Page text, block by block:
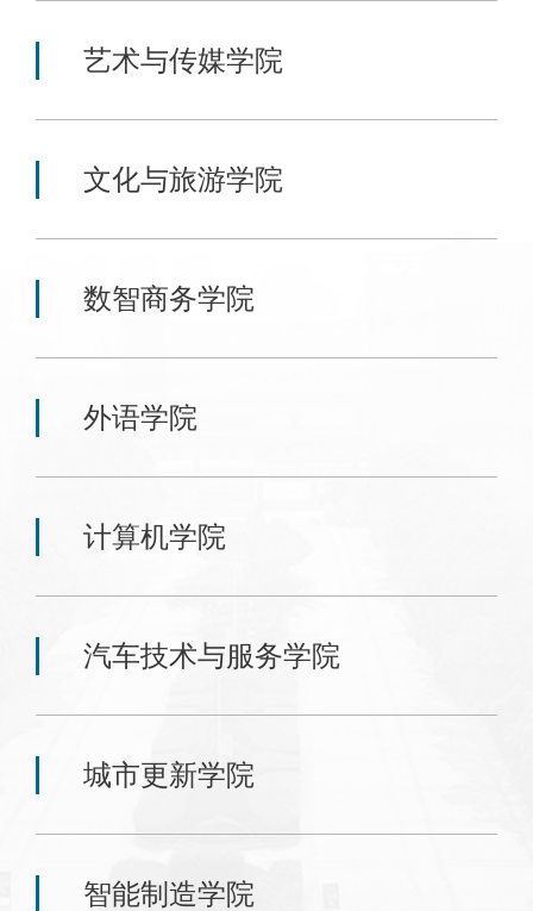
艺术与传媒学院
文化与旅游学院
数智商务学院
外语学院
计算机学院
汽车技术与服务学院
城市更新学院
智能制造学院